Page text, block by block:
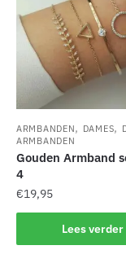
ARMBANDEN, DAMES,
ARMBANDEN
Gouden Armband
4
€19,95
Lees verder